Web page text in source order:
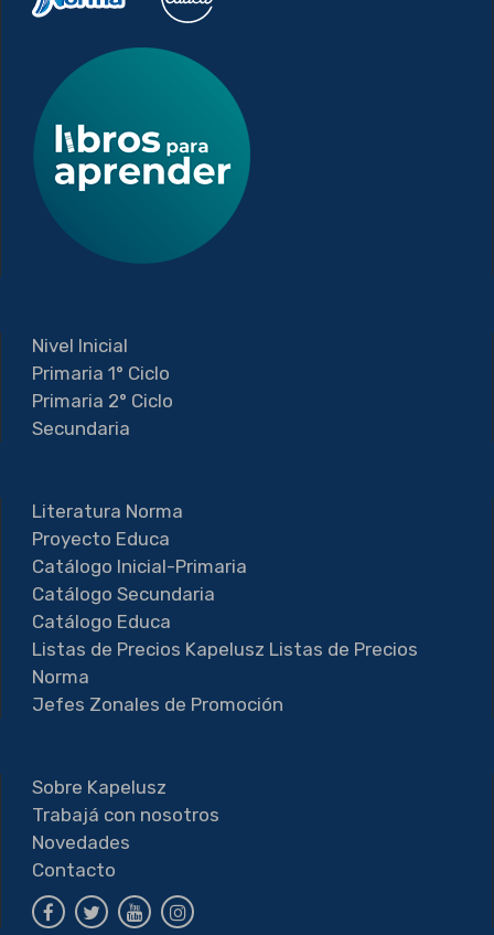
Nivel Inicial
Primaria 1° Ciclo
Primaria 2° Ciclo
Secundaria
Literatura Norma
Proyecto Educa
Catálogo Inicial-Primaria
Catálogo Secundaria
Catálogo Educa
Listas de Precios Kapelusz Listas de Precios
Norma
Jefes Zonales de Promoción
Sobre Kapelusz
Trabajá con nosotros
Novedades
Contacto